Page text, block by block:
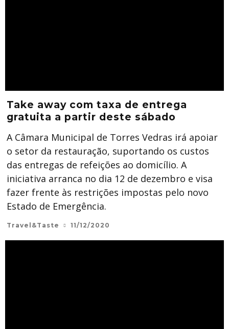
Take away com taxa de entrega
gratuita a partir deste sábado
A Câmara Municipal de Torres Vedras irá apoiar
o setor da restauração, suportando os custos
das entregas de refeições ao domicílio. A
iniciativa arranca no dia 12 de dezembro e visa
fazer frente às restrições impostas pelo novo
Estado de Emergência.
Travel&Taste 11/12/2020